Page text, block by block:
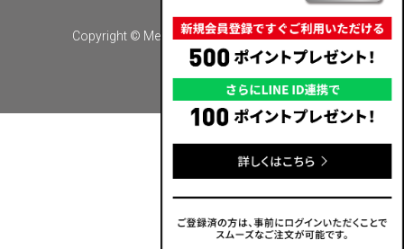
Copyright © Megabass inc. All rights reserved.